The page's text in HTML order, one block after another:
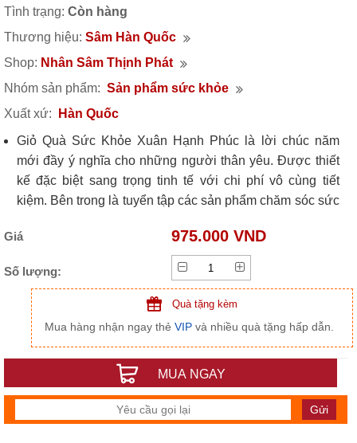
Tình trạng: Còn hàng
Thương hiệu: Sâm Hàn Quốc
Shop: Nhân Sâm Thịnh Phát
Nhóm sản phẩm: Sản phẩm sức khỏe
Xuất xứ:
Hàn Quốc
Giỏ Quà Sức Khỏe Xuân Hạnh Phúc là lời chúc năm
mới đầy ý nghĩa cho những người thân yêu. Được thiết
kế đặc biệt sang trọng tinh tế với chi phí vô cùng tiết
kiệm. Bên trong là tuyển tập các sản phẩm chăm sóc sức
sào bổ dưỡng.
Giỏ Quà Sức Khỏe Xuân Hạnh Phúc là lựa chọn hoàn
hảo cho mọi đối tượng, từ gia đình, bạn bè đến đối tác
kinh doanh, mang đến niềm vui và sự hài lòng cho cả
người tặng lẫn người nhận trong dịp Tết đoàn viên.
Giá 975.000 VND
Số lượng:
Quà tặng kèm
Mua hàng nhận ngay thẻ VIP và nhiều quà tặng hấp dẫn.
MUA NGAY